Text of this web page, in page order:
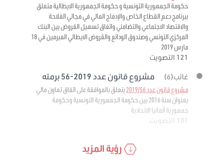
حكومة الجمهورية التونسية و حكومة الجمهورية الايطالية متعلق
ببرنامج دعم القطاع الخاص والإدماج المالي في مجالي الفلاحة
والاقتصاد الاجتماعي والتضامني واتفاق تسهيل القروض بين البنك
المركزي التونسي وصندوق الودائع والقروض الايطالي المبرمين في 18
مارس 2019
121 التصويت
غائب(ة) مشروع قانون عدد 2019-56 برمته
مشروع قانون عدد 2019/56
يتعلق بالموافقة على اتفاق تعاون مالي
بعنوان سنة 2016 بين حكومة الجمهورية التونسية وحكومة
جمهورية ألمانيا الاتحادية
101 التصويت
رؤية المزيد